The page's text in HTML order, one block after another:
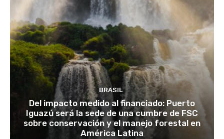
BRASIL
Del impacto medido al financiado: Puerto
Iguazú será la sede de una cumbre de FSC
sobre conservación y el manejo forestal en
América Latina